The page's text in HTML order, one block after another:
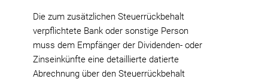
Die zum zusätzlichen Steuerrückbehalt
verpflichtete Bank oder sonstige Person
muss dem Empfänger der Dividenden- oder
Zinseinkünfte eine detaillierte datierte
Abrechnung über den Steuerrückbehalt